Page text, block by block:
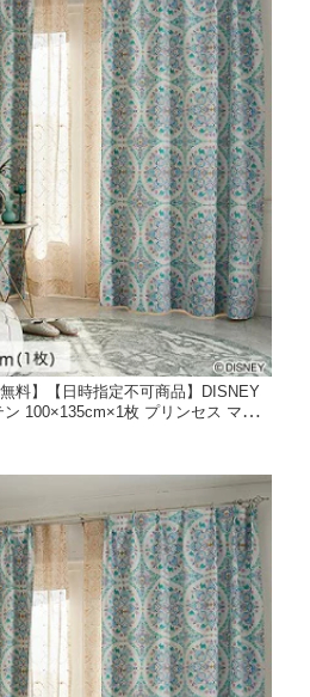
料】【日時指定不可商品】DISNEY
100×135cm×1枚 プリンセス マジ
カーテン レース 洗える 1枚入 おし
グ #ディズニー